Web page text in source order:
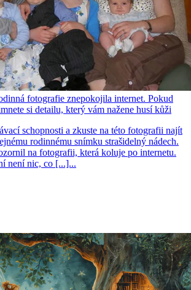
fotografie znepokojila internet. Pokud
si detailu, který vám nažene husí kůži
schopnosti a zkuste na této fotografii najít
rodinnému snímku strašidelný nádech.
na fotografii, která koluje po internetu.
není nic, co [...]...